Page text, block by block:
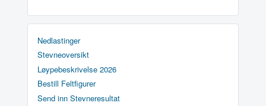
Nedlastinger
Stevneoversikt
Løypebeskrivelse 2026
Bestill Feltfigurer
Send inn Stevneresultat